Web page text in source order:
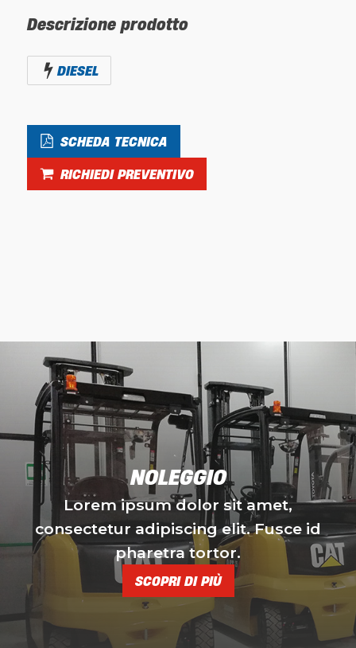
Descrizione prodotto
DIESEL
SCHEDA TECNICA
RICHIEDI PREVENTIVO
NOLEGGIO
Lorem ipsum dolor sit amet,
consectetur adipiscing elit. Fusce id
pharetra tortor.
SCOPRI DI PIÙ